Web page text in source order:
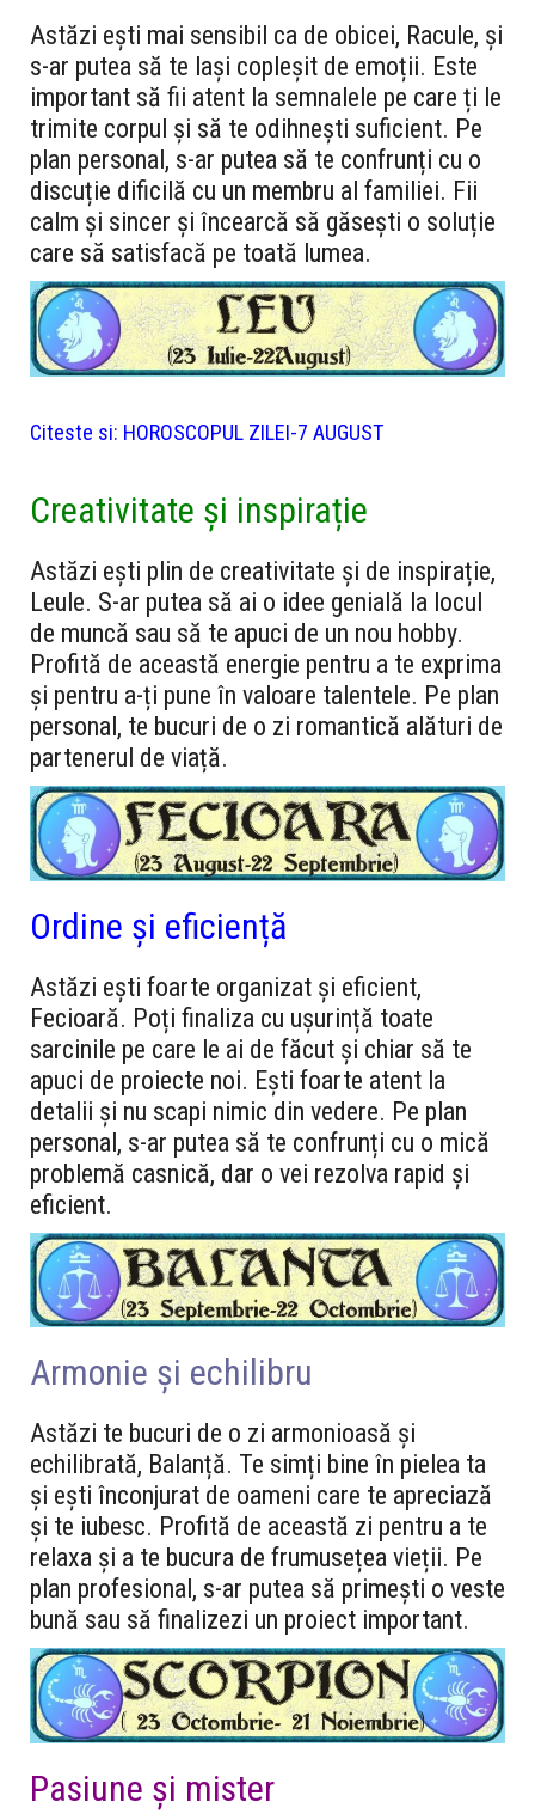
Astăzi ești mai sensibil ca de obicei, Racule, și
s-ar putea să te lași copleșit de emoții. Este
important să fii atent la semnalele pe care ți le
trimite corpul și să te odihnești suficient. Pe
plan personal, s-ar putea să te confrunți cu o
discuție dificilă cu un membru al familiei. Fii
calm și sincer și încearcă să găsești o soluție
care să satisfacă pe toată lumea.
Citeste si: HOROSCOPUL ZILEI-7 AUGUST
Creativitate și inspirație
Astăzi ești plin de creativitate și de inspirație,
Leule. S-ar putea să ai o idee genială la locul
de muncă sau să te apuci de un nou hobby.
Profită de această energie pentru a te exprima
și pentru a-ți pune în valoare talentele. Pe plan
personal, te bucuri de o zi romantică alături de
partenerul de viață.
Ordine și eficiență
Astăzi ești foarte organizat și eficient,
Fecioară. Poți finaliza cu ușurință toate
sarcinile pe care le ai de făcut și chiar să te
apuci de proiecte noi. Ești foarte atent la
detalii și nu scapi nimic din vedere. Pe plan
personal, s-ar putea să te confrunți cu o mică
problemă casnică, dar o vei rezolva rapid și
eficient.
Armonie și echilibru
Astăzi te bucuri de o zi armonioasă și
echilibrată, Balanță. Te simți bine în pielea ta
și ești înconjurat de oameni care te apreciază
și te iubesc. Profită de această zi pentru a te
relaxa și a te bucura de frumusețea vieții. Pe
plan profesional, s-ar putea să primești o veste
bună sau să finalizezi un proiect important.
Pasiune și mister